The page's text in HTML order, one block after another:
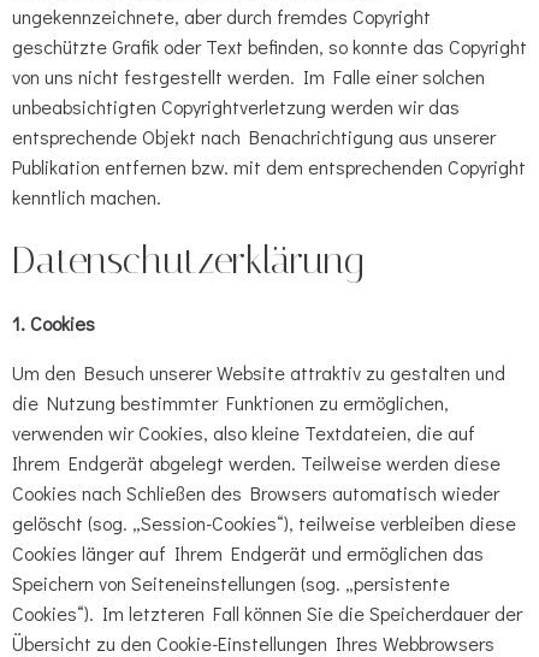
ungekennzeichnete, aber durch fremdes Copyright
geschützte Grafik oder Text befinden, so konnte das Copyright
von uns nicht festgestellt werden. Im Falle einer solchen
unbeabsichtigten Copyrightverletzung werden wir das
entsprechende Objekt nach Benachrichtigung aus unserer
Publikation entfernen bzw. mit dem entsprechenden Copyright
kenntlich machen.
Datenschutzerklärung
1. Cookies
Um den Besuch unserer Website attraktiv zu gestalten und
die Nutzung bestimmter Funktionen zu ermöglichen,
verwenden wir Cookies, also kleine Textdateien, die auf
Ihrem Endgerät abgelegt werden. Teilweise werden diese
Cookies nach Schließen des Browsers automatisch wieder
gelöscht (sog. „Session-Cookies“), teilweise verbleiben diese
Cookies länger auf Ihrem Endgerät und ermöglichen das
Speichern von Seiteneinstellungen (sog. „persistente
Cookies“). Im letzteren Fall können Sie die Speicherdauer der
Übersicht zu den Cookie-Einstellungen Ihres Webbrowsers